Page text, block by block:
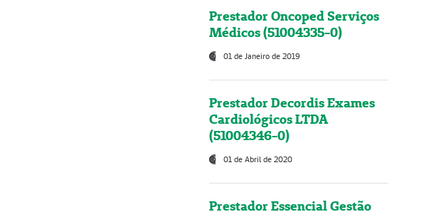
Prestador Oncoped Serviços
Médicos (51004335-0)
01 de Janeiro de 2019
Prestador Decordis Exames
Cardiológicos LTDA
(51004346-0)
01 de Abril de 2020
Prestador Essencial Gestão